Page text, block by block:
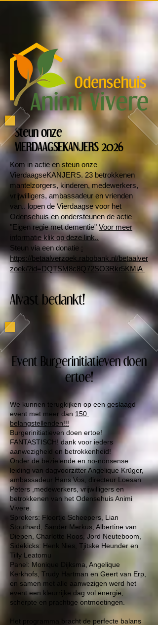
Steun onze
VIERDAAGSEKANJERS 2026
Kom in actie en steun onze
VierdaagseKANJERS. 23 betrokkenen
mantelzorgers, kinderen, medewerkers,
vrijwilligers, ambassadeur en vrienden
van.. lopen de Vierdaagse voor het
Odensehuis en ondersteunen de actie
"Eigen regie met dementie" Voor meer
informatie klik op deze link..
Steun via een donatie :
https://betaalverzoek.rabobank.nl/betaalver
zoek/?id=DQTSM8c8Q72SO3Rkr5KMiA
Alvast bedankt!
Event Burgerinitiatieven doen
ertoe!
We kunnen terugkijken op een geslaagd
event met meer dan 150
belangstellenden!!!
Burgerinitiatieven doen ertoe!
FANTASTISCH! dank voor ieders
aanwezigheid en betrokkenheid!
Onder de bezielende en no-nonsense
leiding van dagvoorzitterAngelique Krüger,
ambassadeur Hans Vos, directeur Loesan
Peters ,medewerkers, vrijwilligers en
betrokkenen van het Odensehuis Animi
Vivere.
Sprekers: Floortje Scheepers, Lian
Stouthard, Sander Merkus, Albertine van
Diepen, Charlotte Roos, Jord Neuteboom,
Sidekicks: Henk Nies, Tjitske Heunder en
Tilly Leatomu
Panel: Monique Dijksma, Angelique
Kerkhofs, Trudy Hartman en Geert van Erp,
en samen met alle aanwezigen werd het
event een kleurrijke dag vol energie,
scherpte en prachtige ontmoetingen.
Het programma bracht de perfecte balans